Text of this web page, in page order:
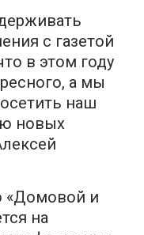
с газетой
в этом году
а мы
наш
новых
«Домовой и
на